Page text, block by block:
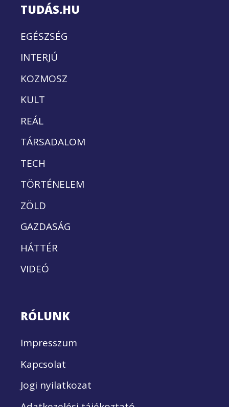
TUDÁS.HU
EGÉSZSÉG
INTERJÚ
KOZMOSZ
KULT
REÁL
TÁRSADALOM
TECH
TÖRTÉNELEM
ZÖLD
GAZDASÁG
HÁTTÉR
VIDEÓ
RÓLUNK
Impresszum
Kapcsolat
Jogi nyilatkozat